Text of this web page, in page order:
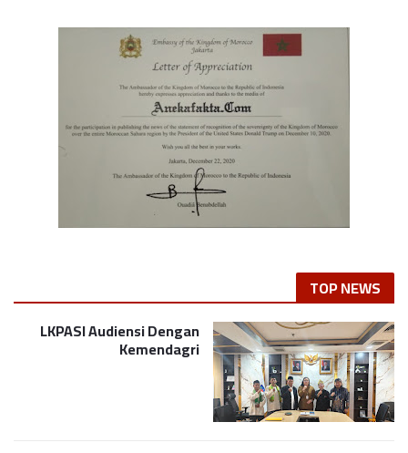
TOP NEWS
LKPASI Audiensi Dengan
Kemendagri